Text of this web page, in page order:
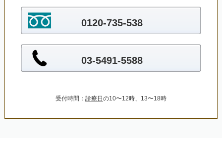
0120-735-538
03-5491-5588
受付時間： 診療日 の10〜12時、13〜18時